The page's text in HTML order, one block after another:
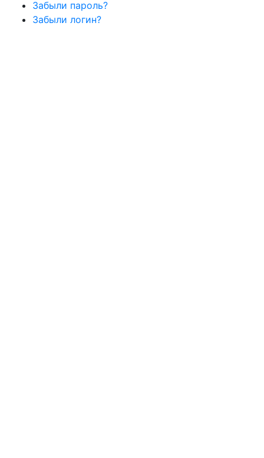
Забыли пароль?
Забыли логин?